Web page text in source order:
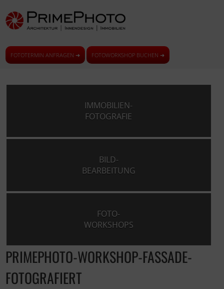
FOTOTERMIN ANFRAGEN ➜ FOTOWORKSHOP BUCHEN ➜
IMMOBILIEN-
FOTOGRAFIE
BILD-
BEARBEITUNG
FOTO-
WORKSHOPS
PRIMEPHOTO-WORKSHOP-FASSADE-
FOTOGRAFIERT